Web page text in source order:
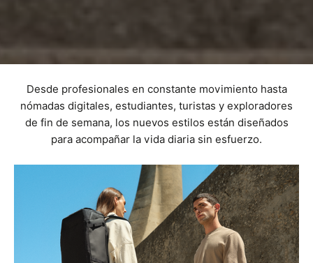
Desde profesionales en constante movimiento hasta
nómadas digitales, estudiantes, turistas y exploradores
de fin de semana, los nuevos estilos están diseñados
para acompañar la vida diaria sin esfuerzo.